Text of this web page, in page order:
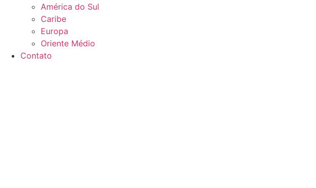
América do Sul
Caribe
Europa
Oriente Médio
Contato